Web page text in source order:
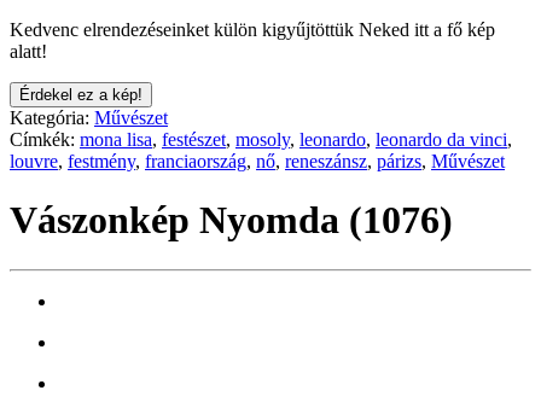
Kedvenc elrendezéseinket külön kigyűjtöttük Neked itt a fő kép
alatt!
Érdekel ez a kép!
Kategória: Művészet
Címkék: mona lisa, festészet, mosoly, leonardo, leonardo da vinci,
louvre, festmény, franciaország, nő, reneszánsz, párizs, Művészet
Vászonkép Nyomda (1076)